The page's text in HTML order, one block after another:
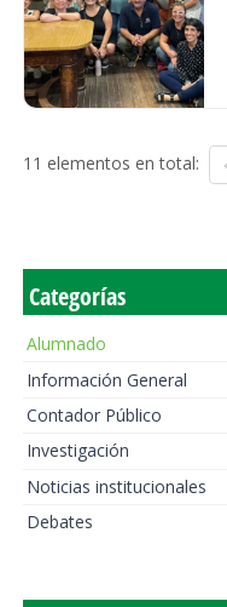
11 elementos en total:
Categorías
Alumnado
Información General
Contador Público
Investigación
Noticias institucionales
Debates